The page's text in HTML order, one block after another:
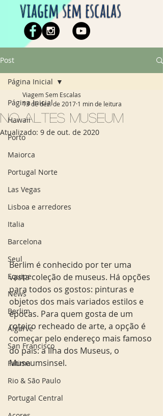
viagem sem escalas
Post
Página Inicial
Hawaii
Porto
Maiorca
Portugal Norte
Las Vegas
Lisboa e arredores
Italia
Barcelona
Seul
Equipe
News
Berlim
Algarve
San Francisco
Fatima
Rio & São Paulo
Portugal Central
Página Inicial
No Altes Museum
Viagem Sem Escalas
13 de dez. de 2017 1 min de leitura
Atualizado: 9 de out. de 2020
Berlim é conhecido por ter uma
vasta coleção de museus. Há opções
para todos os gostos: pinturas e
objetos dos mais variados estilos e
épocas. Para quem gosta de um
roteiro recheado de arte, a opção é
começar pelo endereço mais famoso
do país: a Ilha dos Museus, o
Museumsinsel.